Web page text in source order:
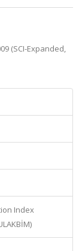
(SCI-Expanded,
Index